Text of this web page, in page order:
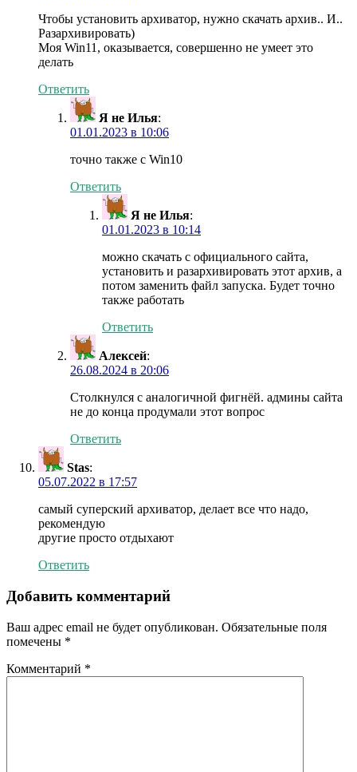
Чтобы установить архиватор, нужно скачать архив.. И..
Разархивировать)
Моя Win11, оказывается, совершенно не умеет это
делать
Ответить
Я не Илья:
01.01.2023 в 10:06
точно также с Win10
Ответить
Я не Илья:
01.01.2023 в 10:14
можно скачать с официального сайта,
установить и разархивировать этот архив, а
потом заменить файл запуска. Будет точно
также работать
Ответить
Алексей:
26.08.2024 в 20:06
Столкнулся с аналогичной фигнёй. админы сайта
не до конца продумали этот вопрос
Ответить
Stas:
05.07.2022 в 17:57
самый суперский архиватор, делает все что надо,
рекомендую
другие просто отдыхают
Ответить
Добавить комментарий
Ваш адрес email не будет опубликован. Обязательные поля
помечены *
Комментарий *